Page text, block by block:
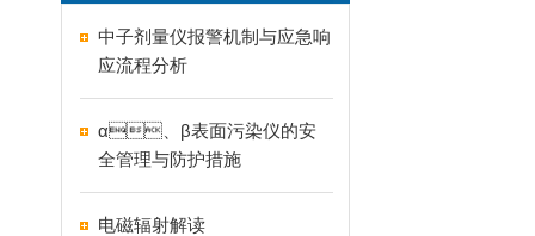
中子剂量仪报警机制与应急响
应流程分析
α、β表面污染仪的安
全管理与防护措施
电磁辐射解读